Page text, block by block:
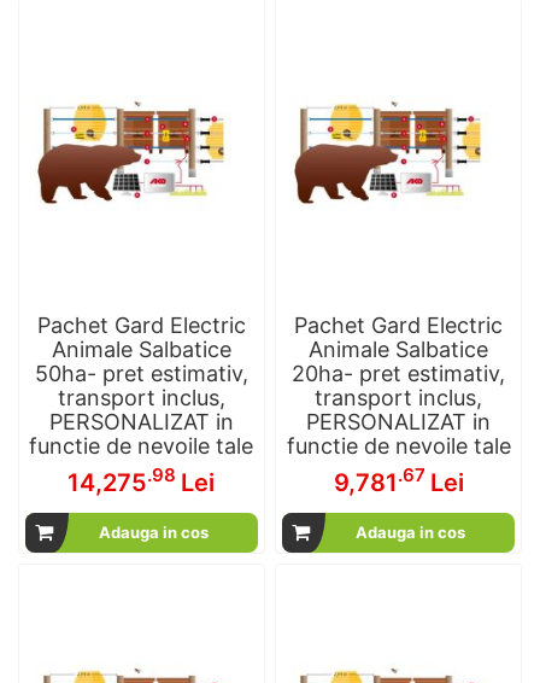
Pachet Gard Electric
Animale Salbatice
50ha- pret estimativ,
transport inclus,
PERSONALIZAT in
functie de nevoile tale
14,275.98 Lei
Adauga in cos
Pachet Gard Electric
Animale Salbatice
20ha- pret estimativ,
transport inclus,
PERSONALIZAT in
functie de nevoile tale
9,781.67 Lei
Adauga in cos